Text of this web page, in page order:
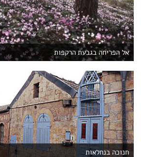
אל הפריחה בגבעת הרקפות
חנוכה בנחלאות